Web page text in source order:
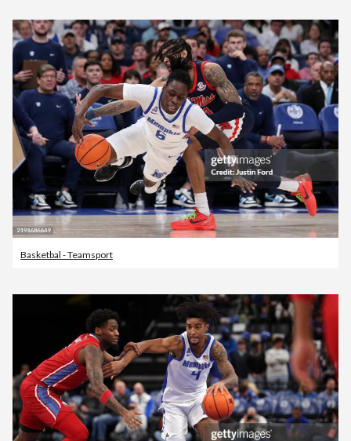
Basketbal - Teamsport